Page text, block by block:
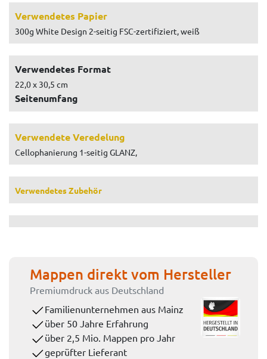
Verwendetes Papier
300g White Design 2-seitig FSC-zertifiziert, weiß
Verwendetes Format
22,0 x 30,5 cm
Seitenumfang
Verwendete Veredelung
Cellophanierung 1-seitig GLANZ,
Verwendetes Zubehör
Mappen direkt vom Hersteller
Premiumdruck aus Deutschland
Familienunternehmen aus Mainz
über 50 Jahre Erfahrung
über 2,5 Mio. Mappen pro Jahr
geprüfter Lieferant